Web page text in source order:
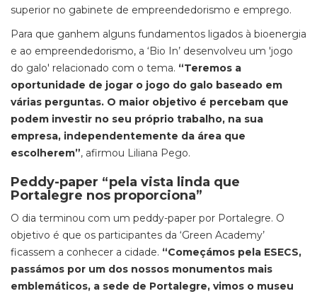
superior no gabinete de empreendedorismo e emprego.
Para que ganhem alguns fundamentos ligados à bioenergia
e ao empreendedorismo, a ‘Bio In’ desenvolveu um 'jogo
do galo' relacionado com o tema. “Teremos a
oportunidade de jogar o jogo do galo baseado em
várias perguntas. O maior objetivo é percebam que
podem investir no seu próprio trabalho, na sua
empresa, independentemente da área que
escolherem”, afirmou Liliana Pego.
Peddy-paper “pela vista linda que
Portalegre nos proporciona”
O dia terminou com um peddy-paper por Portalegre. O
objetivo é que os participantes da ‘Green Academy’
ficassem a conhecer a cidade. “Começámos pela ESECS,
passámos por um dos nossos monumentos mais
emblemáticos, a sede de Portalegre, vimos o museu